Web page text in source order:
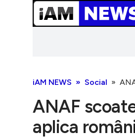
iAM NEWS Social
ANAF
aplica